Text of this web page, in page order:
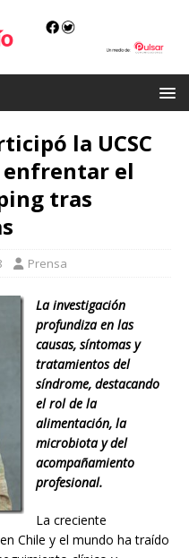
la UCSC
enfrentar el
tras
Prensa
La investigación
profundiza en las
causas, síntomas y
tratamientos del
síndrome, destacando
el rol de la
alimentación, la
microbiota y del
acompañamiento
profesional.
La creciente
Chile y el mundo ha traído